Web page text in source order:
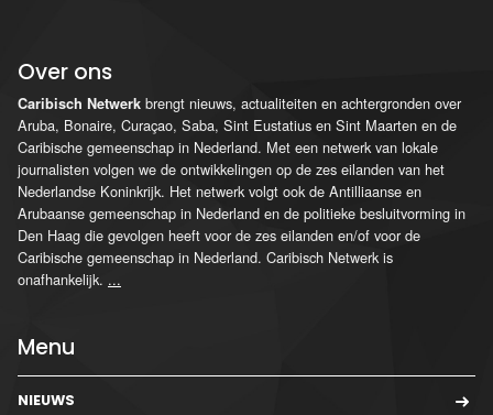
Over ons
Caribisch Netwerk brengt nieuws, actualiteiten en achtergronden over
Aruba, Bonaire, Curaçao, Saba, Sint Eustatius en Sint Maarten en de
Caribische gemeenschap in Nederland. Met een netwerk van lokale
journalisten volgen we de ontwikkelingen op de zes eilanden van het
Nederlandse Koninkrijk. Het netwerk volgt ook de Antilliaanse en
Arubaanse gemeenschap in Nederland en de politieke besluitvorming in
Den Haag die gevolgen heeft voor de zes eilanden en/of voor de
Caribische gemeenschap in Nederland. Caribisch Netwerk is
onafhankelijk. ...
Menu
NIEUWS